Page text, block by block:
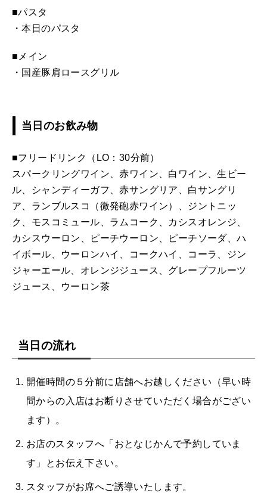
■パスタ
・本日のパスタ
■メイン
・国産豚肩ロースグリル
当日のお飲み物
■フリードリンク（LO：30分前）
スパークリングワイン、赤ワイン、白ワイン、生ビー
ル、シャンディーガフ、赤サングリア、白サングリ
ア、ランブルスコ（微発砲赤ワイン）、ジントニッ
ク、モスコミュール、ラムコーク、カシスオレンジ、
カシスウーロン、ピーチウーロン、ピーチソーダ、ハ
イボール、ウーロンハイ、コークハイ、コーラ、ジン
ジャーエール、オレンジジュース、グレープフルーツ
ジュース、ウーロン茶
当日の流れ
開催時間の５分前に店舗へお越しください（早い時
間からの入店はお断りさせていただく場合がござい
ます）。
お店のスタッフへ「おとなじかんで予約していま
す」とお伝え下さい。
スタッフがお席へご誘導いたします。